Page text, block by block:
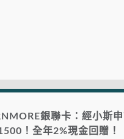
銀聯卡：經小斯
！全年2%現金回贈！